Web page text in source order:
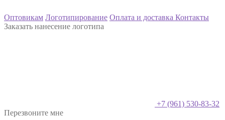
Оптовикам Логотипирование Оплата и доставка Контакты
Заказать нанесение логотипа
+7 (961) 530-83-32
Перезвоните мне